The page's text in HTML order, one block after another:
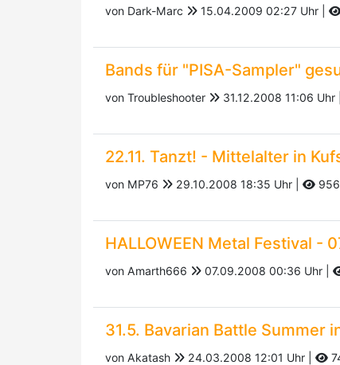
von Dark-Marc 15.04.2009 02:27 Uhr |
Bands für "PISA-Sampler"
von Troubleshooter 31.12.2008 11:06 Uhr |
22.11. Tanzt! - Mittelalter in
von MP76 29.10.2008 18:35 Uhr |
HALLOWEEN Metal Festival -
von Amarth666 07.09.2008 00:36 Uhr |
31.5. Bavarian Battle Summer
von Akatash 24.03.2008 12:01 Uhr |